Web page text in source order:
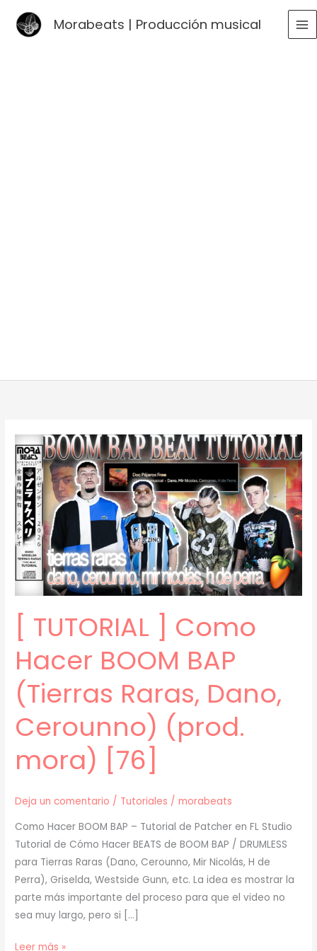
Morabeats | Producción musical
[ TUTORIAL ] Como
Hacer BOOM BAP
(Tierras Raras, Dano,
Cerounno) (prod.
mora) [76]
Deja un comentario / Tutoriales /morabeats
Como Hacer BOOM BAP – Tutorial de Patcher en FL Studio
Tutorial de Cómo Hacer BEATS de BOOM BAP / DRUMLESS
para Tierras Raras (Dano, Cerounno, Mir Nicolás, H de
Perra), Griselda, Westside Gunn, etc. La idea es mostrar la
parte más importante del proceso para que el video no
sea muy largo, pero si […]
[
Leer más »